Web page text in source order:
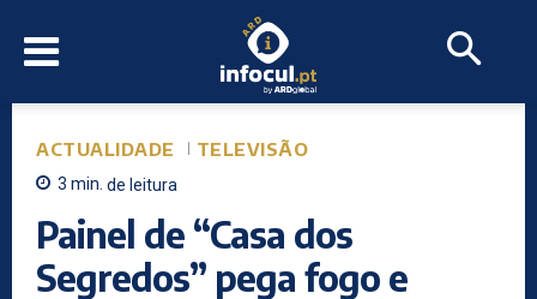
ACTUALIDADE TELEVISÃO
3 min. de leitura
Painel de “Casa dos
Segredos” pega fogo e